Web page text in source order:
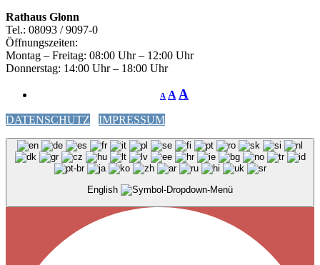
Rathaus Glonn
Tel.: 08093 / 9097-0
Öffnungszeiten:
Montag – Freitag: 08:00 Uhr – 12:00 Uhr
Donnerstag: 14:00 Uhr – 18:00 Uhr
A A A
DATENSCHUTZ IMPRESSUM
English